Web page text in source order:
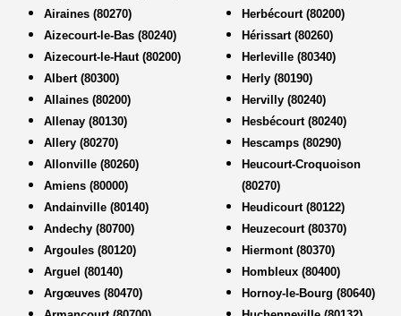
Airaines (80270)
Aizecourt-le-Bas (80240)
Aizecourt-le-Haut (80200)
Albert (80300)
Allaines (80200)
Allenay (80130)
Allery (80270)
Allonville (80260)
Amiens (80000)
Andainville (80140)
Andechy (80700)
Argoules (80120)
Arguel (80140)
Argœuves (80470)
Herbécourt (80200)
Hérissart (80260)
Herleville (80340)
Herly (80190)
Hervilly (80240)
Hesbécourt (80240)
Hescamps (80290)
Heucourt-Croquoison
(80270)
Heudicourt (80122)
Heuzecourt (80370)
Hiermont (80370)
Hombleux (80400)
Hornoy-le-Bourg (80640)